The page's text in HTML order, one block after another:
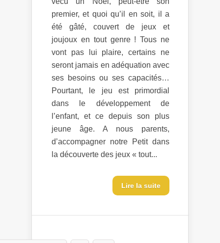
premier, et quoi qu’il en soit, il a
été gâté, couvert de jeux et
joujoux en tout genre ! Tous ne
vont pas lui plaire, certains ne
seront jamais en adéquation avec
ses besoins ou ses capacités…
Pourtant, le jeu est primordial
dans le développement de
l’enfant, et ce depuis son plus
jeune âge. A nous parents,
d’accompagner notre Petit dans
la découverte des jeux « tout...
Lire la suite